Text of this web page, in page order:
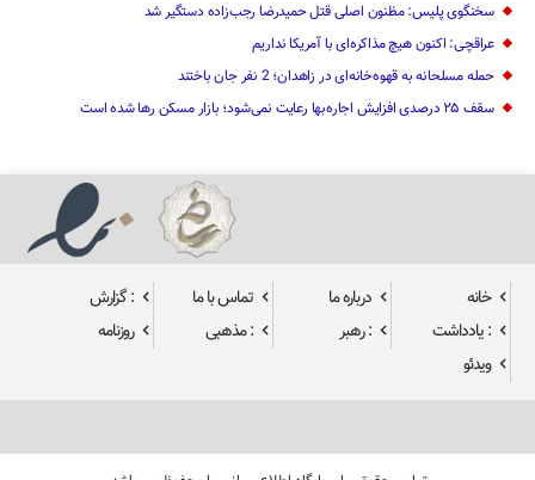
سخنگوی پلیس: مظنون اصلی قتل حمیدرضا رجب‌زاده دستگیر شد
عراقچی: اکنون هیچ مذاکره‌ای با آمریکا نداریم
حمله مسلحانه به قهوه‌خانه‌ای در زاهدان؛ 2 نفر جان باختند
سقف ۲۵ درصدی افزایش اجاره‌بها رعایت نمی‌شود؛ بازار مسکن رها شده است
خانه درباره ما تماس با ما
: گزارش
: یادداشت
: رهبر : مذهبی
روزنامه
ویدئو